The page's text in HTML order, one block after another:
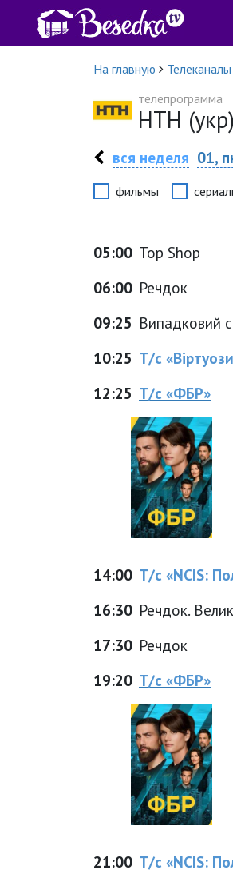
На главную Телеканалы
телепрограмма
НТН (укр)
вся неделя 01,
фильмы
05:00 Top Shop
06:00 Речдок
09:25 Випадковий
10:25 Т/с
12:25 Т/с «ФБР»
14:00 Т/с «NCIS:
16:30 Речдок.
17:30 Речдок
19:20 Т/с «ФБР»
21:00 Т/с «NCIS: